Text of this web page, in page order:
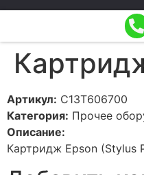
Артикул: C13T606700
Категория: Прочее
Описание:
Картридж Epson (Stylus